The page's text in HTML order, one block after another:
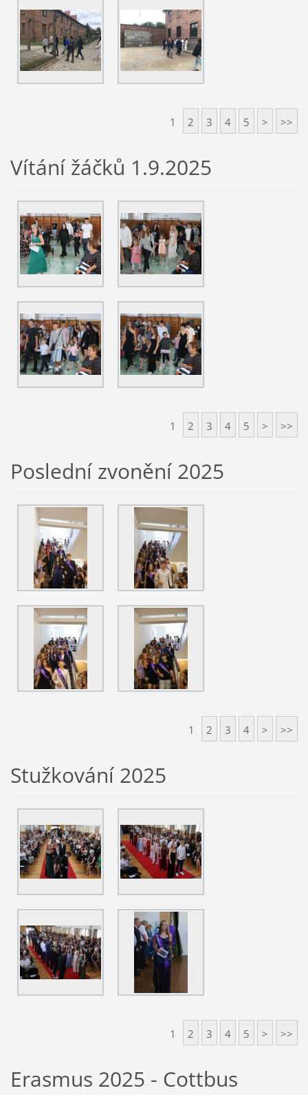
1 2 3 4 5 > >>
Vítání žáčků 1.9.2025
1 2 3 4 5 > >>
Poslední zvonění 2025
1 2 3 4 > >>
Stužkování 2025
1 2 3 4 5 > >>
Erasmus 2025 - Cottbus